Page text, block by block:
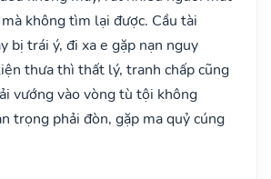
không tìm lại được. Cầu tài
bị trái ý, đi xa e gặp nạn nguy
thưa thì thất lý, tranh chấp cũng
vướng vào vòng tù tội không
trọng phải đòn, gặp ma quỷ cúng